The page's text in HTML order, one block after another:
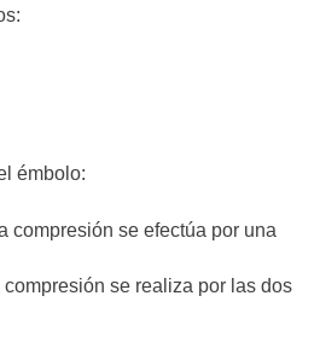
émbolo:
compresión se efectúa por una
se realiza por las dos